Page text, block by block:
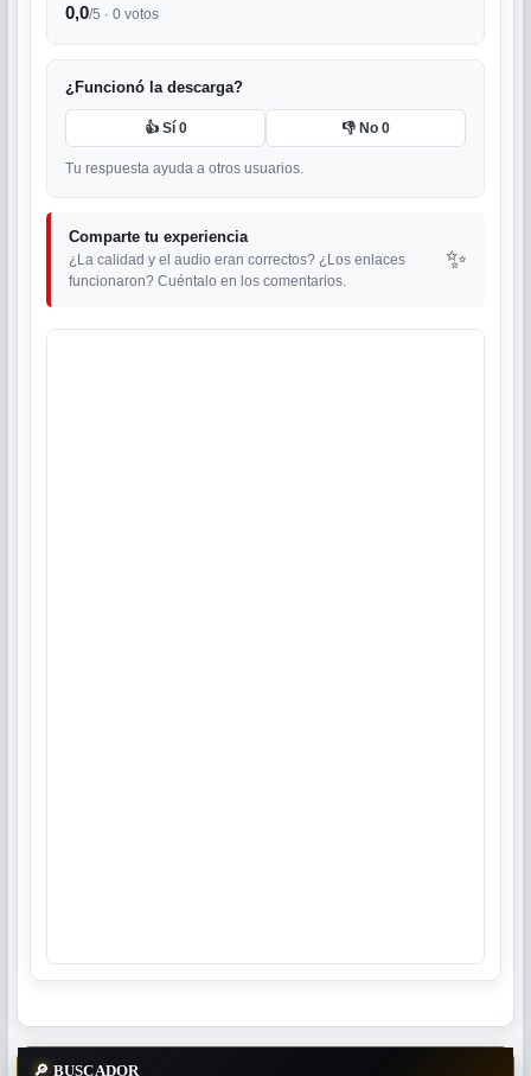
0,0/5 · 0 votos
¿Funcionó la descarga?
👍 Sí 0 👎 No 0
Tu respuesta ayuda a otros usuarios.
Comparte tu experiencia
¿La calidad y el audio eran correctos? ¿Los enlaces
funcionaron? Cuéntalo en los comentarios.
✨
🔎 BUSCADOR